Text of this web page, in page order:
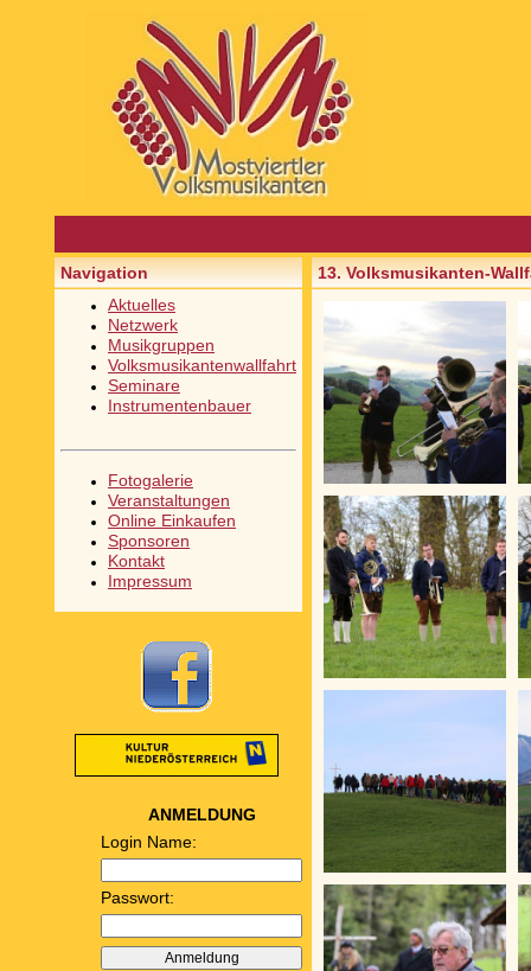
Navigation
Aktuelles
Netzwerk
Musikgruppen
Volksmusikantenwallfahrt
Seminare
Instrumentenbauer
Fotogalerie
Veranstaltungen
Online Einkaufen
Sponsoren
Kontakt
Impressum
ANMELDUNG
Login Name:
Passwort:
13. Volksmusikanten-